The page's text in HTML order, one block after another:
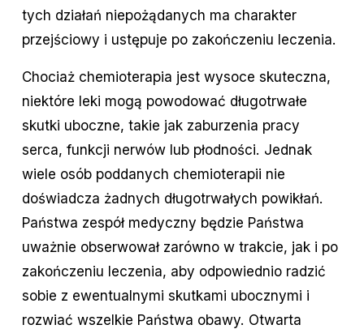
tych działań niepożądanych ma charakter
przejściowy i ustępuje po zakończeniu leczenia.
Chociaż chemioterapia jest wysoce skuteczna,
niektóre leki mogą powodować długotrwałe
skutki uboczne, takie jak zaburzenia pracy
serca, funkcji nerwów lub płodności. Jednak
wiele osób poddanych chemioterapii nie
doświadcza żadnych długotrwałych powikłań.
Państwa zespół medyczny będzie Państwa
uważnie obserwował zarówno w trakcie, jak i po
zakończeniu leczenia, aby odpowiednio radzić
sobie z ewentualnymi skutkami ubocznymi i
rozwiać wszelkie Państwa obawy. Otwarta